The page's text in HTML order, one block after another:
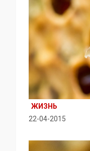
ЖИЗНЬ
22-04-2015